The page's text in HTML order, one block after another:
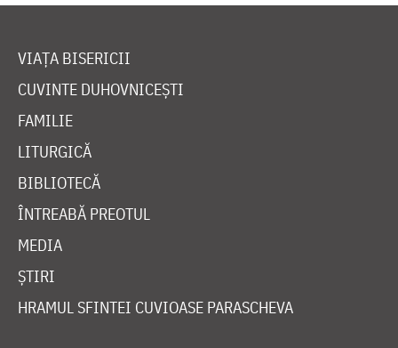
VIAȚA BISERICII
CUVINTE DUHOVNICEȘTI
FAMILIE
LITURGICĂ
BIBLIOTECĂ
ÎNTREABĂ PREOTUL
MEDIA
ȘTIRI
HRAMUL SFINTEI CUVIOASE PARASCHEVA